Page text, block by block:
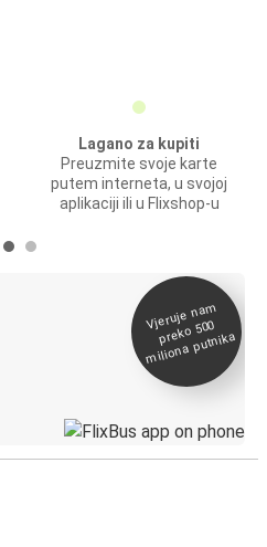
Lagano za kupiti
Preuzmite svoje karte
putem interneta, u svojoj
aplikaciji ili u Flixshop-u
Vjeruje na
m
preko 500
miliona putnika